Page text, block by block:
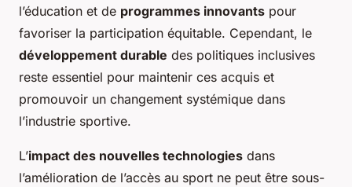
l’éducation et de programmes innovants pour
favoriser la participation équitable. Cependant, le
développement durable des politiques inclusives
reste essentiel pour maintenir ces acquis et
promouvoir un changement systémique dans
l’industrie sportive.
L’impact des nouvelles technologies dans
l’amélioration de l’accès au sport ne peut être sous-